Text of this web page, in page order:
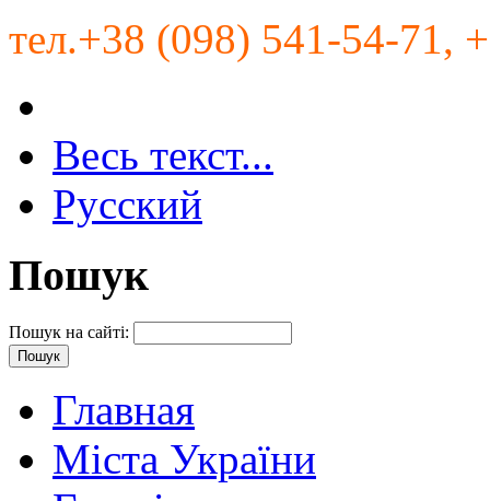
тел.+38 (098) 541-54-71,
Весь текст...
Русский
Пошук
Пошук на сайті:
Главная
Міста України